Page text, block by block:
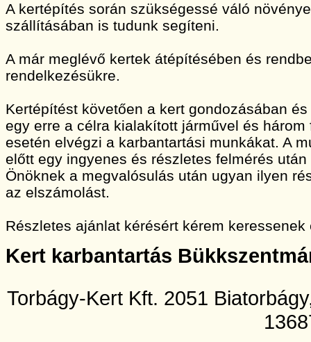
A kertépítés során szükségessé váló
szállításában is tudunk segíteni.
A már meglévő kertek átépítésében és
rendelkezésükre.
Kertépítést követően a kert gondozásában
egy erre a célra kialakított járművel és
esetén elvégzi a karbantartási munkákat. A
előtt egy ingyenes és részletes felmérés
Önöknek a megvalósulás után ugyan ilyen
az elszámolást.
Részletes ajánlat kérésért kérem
Kert karbantartás
Torbágy-Kert Kft. 2051